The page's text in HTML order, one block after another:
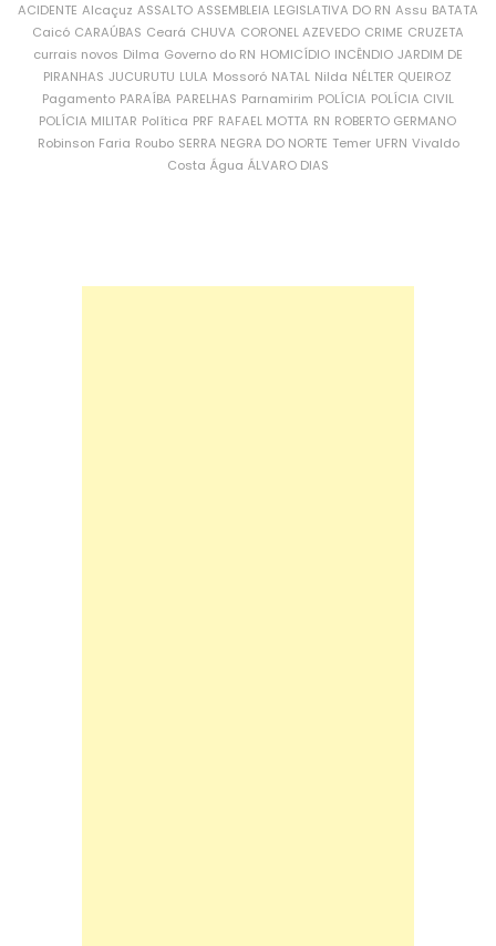
ACIDENTE Alcaçuz ASSALTO ASSEMBLEIA LEGISLATIVA DO RN Assu BATATA
Caicó CARAÚBAS Ceará CHUVA CORONEL AZEVEDO CRIME CRUZETA
currais novos Dilma Governo do RN HOMICÍDIO INCÊNDIO JARDIM DE
PIRANHAS JUCURUTU LULA Mossoró NATAL Nilda NÉLTER QUEIROZ
Pagamento PARAÍBA PARELHAS Parnamirim POLÍCIA POLÍCIA CIVIL
POLÍCIA MILITAR Política PRF RAFAEL MOTTA RN ROBERTO GERMANO
Robinson Faria Roubo SERRA NEGRA DO NORTE Temer UFRN Vivaldo
Costa Água ÁLVARO DIAS